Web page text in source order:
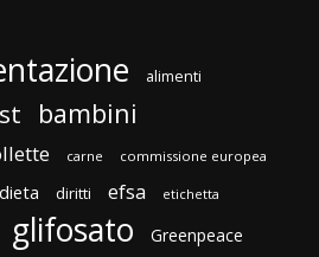
alimenti
bambini
carne commissione europea
dieta diritti efsa etichetta
glifosato Greenpeace